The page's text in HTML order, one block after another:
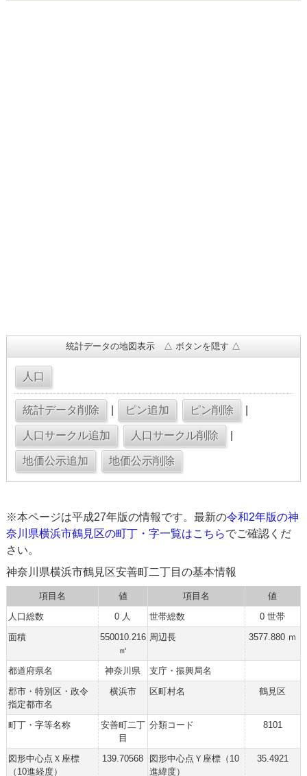
統計データの地図表示 △ ボタンを隠す △
※本ページは平成27年版の情報です。最新の令和2年版の神
奈川県横浜市鶴見区の町丁・字一覧はこちらでご確認くだ
さい。
神奈川県横浜市鶴見区安善町二丁目の基本情報
項目名 値 項目名
値
人口総数
0 人 世帯総数
0 世帯
面積
550010.216
㎡
周辺長 3577.880 ｍ
都道府県名 神奈川県
支庁・振興局名
郡市・特別区・政令
指定都市名
横浜市 区町村名 鶴見区
町丁・字等名称
安善町二丁
目
分類コード 8101
図形中心点Ｘ座標
（10進経度）
139.70568
図形中心点Ｙ座標（10
進緯度）
35.4921